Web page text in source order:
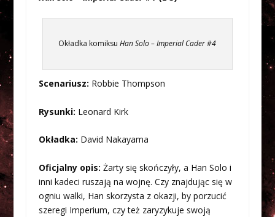
Okładka komiksuHan Solo – Imperial Cader #4
Scenariusz: Robbie Thompson
Rysunki: Leonard Kirk
Okładka: David Nakayama
Oficjalny opis: Żarty się skończyły, a Han Solo i
inni kadeci ruszają na wojnę. Czy znajdując się w
ogniu walki, Han skorzysta z okazji, by porzucić
szeregi Imperium, czy też zaryzykuje swoją